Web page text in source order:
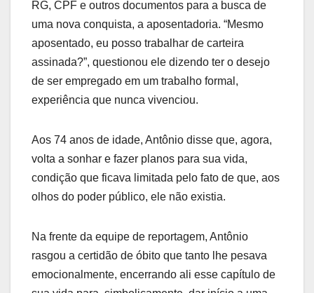
RG, CPF e outros documentos para a busca de
uma nova conquista, a aposentadoria. “Mesmo
aposentado, eu posso trabalhar de carteira
assinada?”, questionou ele dizendo ter o desejo
de ser empregado em um trabalho formal,
experiência que nunca vivenciou.
Aos 74 anos de idade, Antônio disse que, agora,
volta a sonhar e fazer planos para sua vida,
condição que ficava limitada pelo fato de que, aos
olhos do poder público, ele não existia.
Na frente da equipe de reportagem, Antônio
rasgou a certidão de óbito que tanto lhe pesava
emocionalmente, encerrando ali esse capítulo de